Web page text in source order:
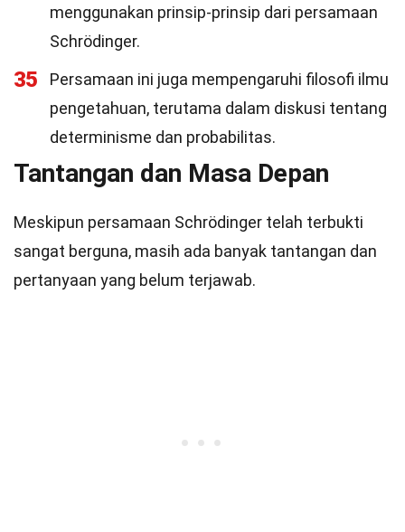
menggunakan prinsip-prinsip dari persamaan
Schrödinger.
35
Persamaan ini juga mempengaruhi filosofi ilmu
pengetahuan, terutama dalam diskusi tentang
determinisme dan probabilitas.
Tantangan dan Masa Depan
Meskipun persamaan Schrödinger telah terbukti
sangat berguna, masih ada banyak tantangan dan
pertanyaan yang belum terjawab.